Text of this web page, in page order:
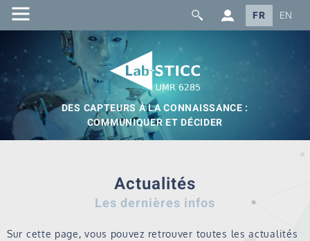
FR EN
DES CAPTEURS À LA CONNAISSANCE :
COMMUNIQUER ET DÉCIDER
Actualités
Les dernières infos
Sur cette page, vous pouvez retrouver toutes les actualités